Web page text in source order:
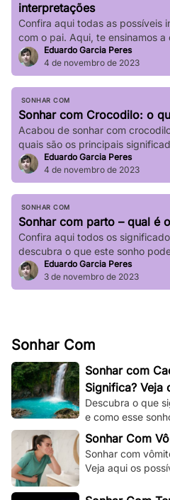
interpretações
Confira aqui todas as possíveis
com o pai. Aqui, te ensinamos
seu sonho!Eduardo Garcia Peres
4 de novembro de 2023
SONHAR COM
Sonhar com Crocodilo: o
Acabou de sonhar com
quais são os principais
suas principais variações!
Eduardo Garcia Peres
4 de novembro de 2023
SONHAR COM
Sonhar com parto – qual é
Confira aqui todos os
descubra o que este sonho
sobre a sua vida.
Eduardo Garcia Peres
3 de novembro de 2023
Sonhar Com
Sonhar com
Significa? Veja
Descubra o que
e como esse
Explore os
psicológicos!
Sonhar Com
Sonhar com
Veja aqui os